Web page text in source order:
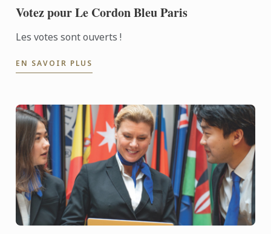
Votez pour Le Cordon Bleu Paris
Les votes sont ouverts !
EN SAVOIR PLUS